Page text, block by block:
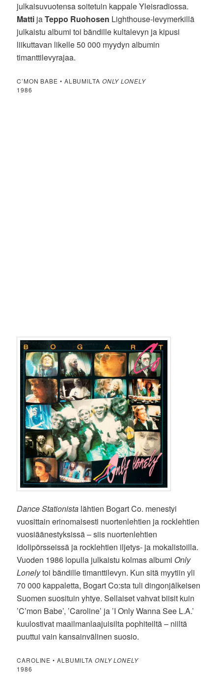
julkaisuvuotensa soitetuin kappale Yleisradiossa.
Matti jaTeppo Ruohosen Lighthouse-levymerkillä
julkaistu albumi toi bändille kultalevyn ja kipusi
liikuttavan likelle 50 000 myydyn albumin
timanttilevyrajaa.
C’MON BABE • ALBUMILTA ONLY LONELY
1986
Dance Stationista lähtien Bogart Co. menestyi
vuosittain erinomaisesti nuortenlehtien ja rocklehtien
vuosiäänestyksissä – siis nuortenlehtien
idolipörsseissä ja rocklehtien iljetys- ja mokalistoilla.
Vuoden 1986 lopulla julkaistu kolmas albumi Only
Lonelytoi bändille timanttilevyn. Kun sitä myytiin yli
70 000 kappaletta, Bogart Co:sta tuli dingonjälkeisen
Suomen suosituin yhtye. Sellaiset vahvat biisit kuin
’C’mon Babe’, ’Caroline’ ja ’I Only Wanna See L.A.’
kuulostivat maailmanlaajuisilta pophiteiltä – niiltä
puuttui vain kansainvälinen suosio.
CAROLINE • ALBUMILTA ONLY LONELY
1986